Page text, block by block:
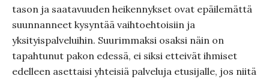
tason ja saatavuuden heikennykset ovat epäilemättä
suunnanneet kysyntää vaihtoehtoisiin ja
yksityispalveluihin. Suurimmaksi osaksi näin on
tapahtunut pakon edessä, ei siksi etteivät ihmiset
edelleen asettaisi yhteisiä palveluja etusijalle, jos niitä